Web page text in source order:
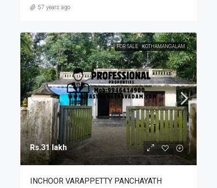
57 years ago
FOR SALE KOTHAMANGALAM
Rs.31 lakh
INCHOOR VARAPPETTY PANCHAYATH